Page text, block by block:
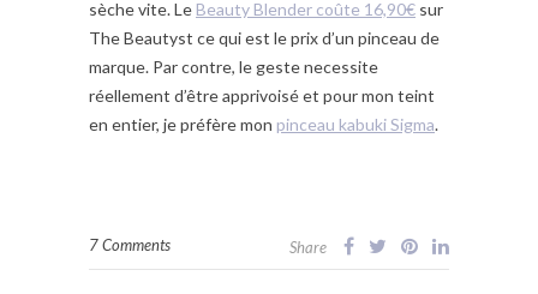
sèche vite. Le Beauty Blender coûte 16,90€ sur
The Beautyst ce qui est le prix d’un pinceau de
marque. Par contre, le geste necessite
réellement d’être apprivoisé et pour mon teint
en entier, je préfère mon pinceau kabuki Sigma.
7 Comments Share